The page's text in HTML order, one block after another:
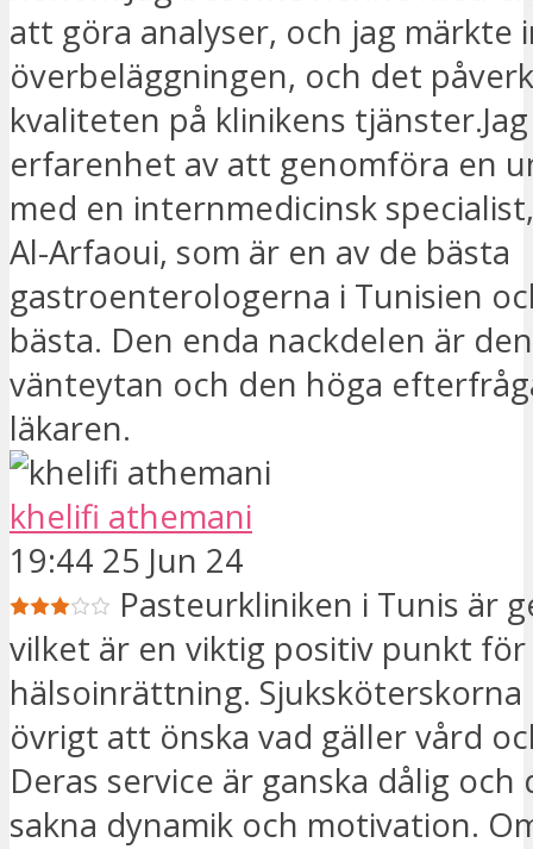
att göra analyser, och jag märkte
överbeläggningen, och det
kvaliteten på klinikens
erfarenhet av att genomföra en
med en internmedicinsk
Al-Arfaoui, som är en av de bästa
gastroenterologerna i Tunisien
bästa. Den enda nackdelen är
vänteytan och den höga
läkaren.
khelifi athemani
19:44 25 Jun 24
Pasteurkliniken i Tunis är
vilket är en viktig positiv punkt
hälsoinrättning.
övrigt att önska vad gäller vård
Deras service är ganska dålig och
sakna dynamik och motivation.